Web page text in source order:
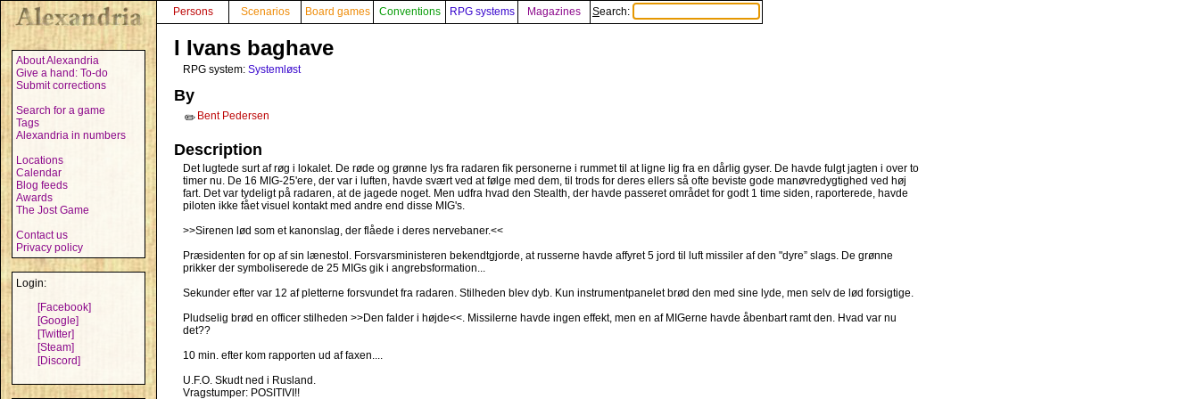
About Alexandria
Give a hand: To-do
Submit corrections
Search for a game
Tags
Alexandria in numbers
Locations
Calendar
Blog feeds
Awards
The Jost Game
Contact us
Privacy policy
Login:
[Facebook]
[Google]
[Twitter]
[Steam]
[Discord]
Persons Scenarios Board games Conventions RPG systems Magazines Search:
I Ivans baghave
RPG system: Systemløst
By
✏️ Bent Pedersen
Description
Det lugtede surt af røg i lokalet. De røde og grønne lys fra radaren fik personerne i rummet til at ligne lig fra en dårlig gyser. De havde fulgt jagten i over to
timer nu. De 16 MIG-25'ere, der var i luften, havde svært ved at følge med dem, til trods for deres ellers så ofte beviste gode manøvredygtighed ved høj
fart. Det var tydeligt på radaren, at de jagede noget. Men udfra hvad den Stealth, der havde passeret området for godt 1 time siden, raporterede, havde
piloten ikke fået visuel kontakt med andre end disse MIG's.
>>Sirenen lød som et kanonslag, der flåede i deres nervebaner.<<
Præsidenten for op af sin lænestol. Forsvarsministeren bekendtgjorde, at russerne havde affyret 5 jord til luft missiler af den "dyre” slags. De grønne
prikker der symboliserede de 25 MIGs gik i angrebsformation...
Sekunder efter var 12 af pletterne forsvundet fra radaren. Stilheden blev dyb. Kun instrumentpanelet brød den med sine lyde, men selv de lød forsigtige.
Pludselig brød en officer stilheden >>Den falder i højde<<. Missilerne havde ingen effekt, men en af MIGerne havde åbenbart ramt den. Hvad var nu
det??
10 min. efter kom rapporten ud af faxen....
U.F.O. Skudt ned i Rusland.
Vragstumper: POSITIVI!!